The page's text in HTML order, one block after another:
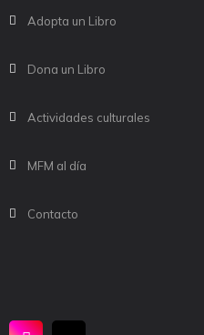
Adopta un Libro
Dona un Libro
Actividades culturales
MFM al día
Contacto